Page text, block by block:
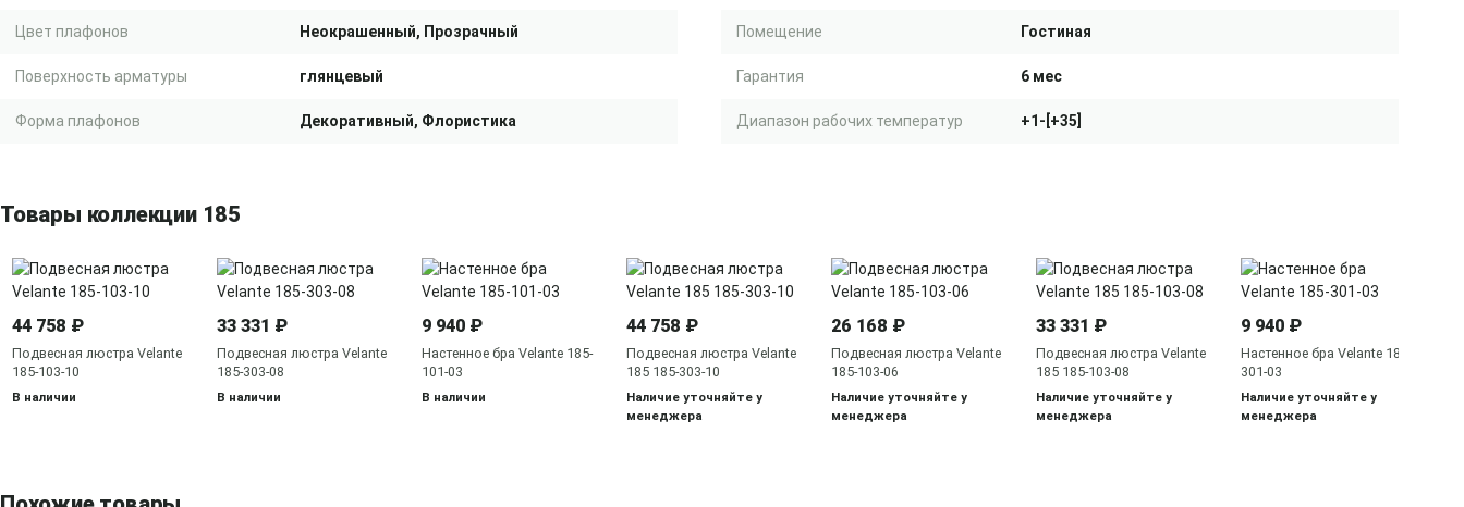
Цвет плафонов Неокрашенный, Прозрачный
Поверхность арматуры глянцевый
Форма плафонов Декоративный, Флористика
Помещение Гостиная
Гарантия 6 мес
Диапазон рабочих температур +1-[+35]
Товары коллекции 185
44 758 ₽
Подвесная люстра Velante
185-103-10
В наличии
33 331 ₽
Подвесная люстра Velante
185-303-08
В наличии
9 940 ₽
Настенное бра Velante 185-
101-03
В наличии
44 758 ₽
Подвесная люстра Velante
185 185-303-10
Наличие уточняйте у
менеджера
26 168 ₽
Подвесная люстра Velante
185-103-06
Наличие уточняйте у
менеджера
33 331 ₽
Подвесная люстра Velante
185 185-103-08
Наличие уточняйте у
менеджера
9 940 ₽
Настенное бра Velante 185-
301-03
Наличие уточняйте у
менеджера